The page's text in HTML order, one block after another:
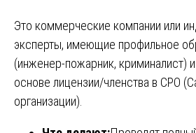
Это коммерческие компании или
эксперты, имеющие профильное
(инженер-пожарник, криминалист)
основе лицензии/членства в СРО
организации).